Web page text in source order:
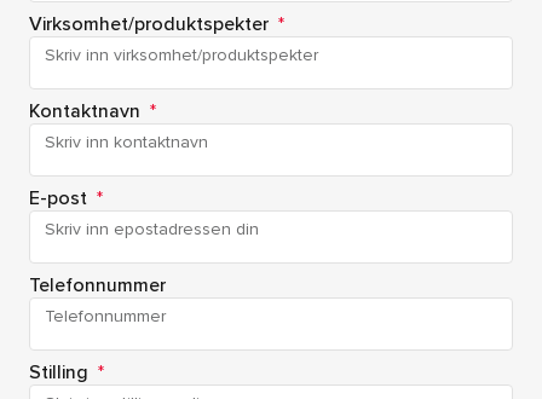
Virksomhet/produktspekter *
Kontaktnavn *
E-post *
Telefonnummer
Stilling *